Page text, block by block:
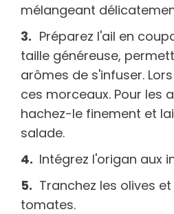
mélangeant
Préparez l'ail en
taille généreuse,
arômes de s'infuser.
ces morceaux. Pour les
hachez-le finement et
salade.
Intégrez l'origan aux
Tranchez les olives
tomates.